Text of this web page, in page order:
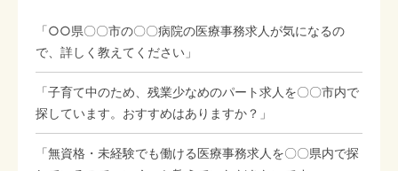
「○○県〇〇市の〇〇病院の医療事務求人が気になるの
で、詳しく教えてください」
「子育て中のため、残業少なめのパート求人を〇〇市内で
探しています。おすすめはありますか？」
「無資格・未経験でも働ける医療事務求人を〇〇県内で探